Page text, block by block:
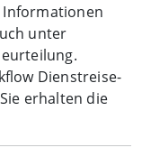
Informationen
unter
Dienstreise-
erhalten die